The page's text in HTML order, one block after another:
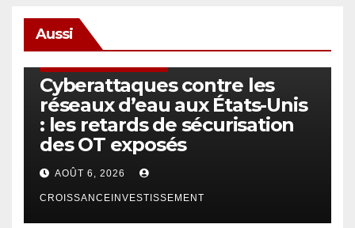
Aussi
Cyberattaques contre les
réseaux d’eau aux États-Unis
: les retards de sécurisation
des OT exposés
AOÛT 6, 2026
CROISSANCEINVESTISSEMENT